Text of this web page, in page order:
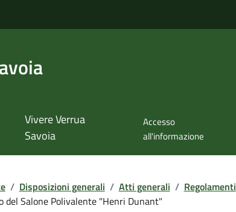
Vivere Verrua
Savoia
Accesso
all'informazione
/ Disposizioni generali / Atti generali / Regolamenti
del Salone Polivalente "Henri Dunant"